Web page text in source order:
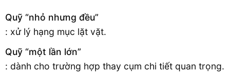
Quỹ “nhỏ nhưng đều”
: xử lý hạng mục lặt vặt.
Quỹ “một lần lớn”
: dành cho trường hợp thay cụm chi tiết quan trọng.